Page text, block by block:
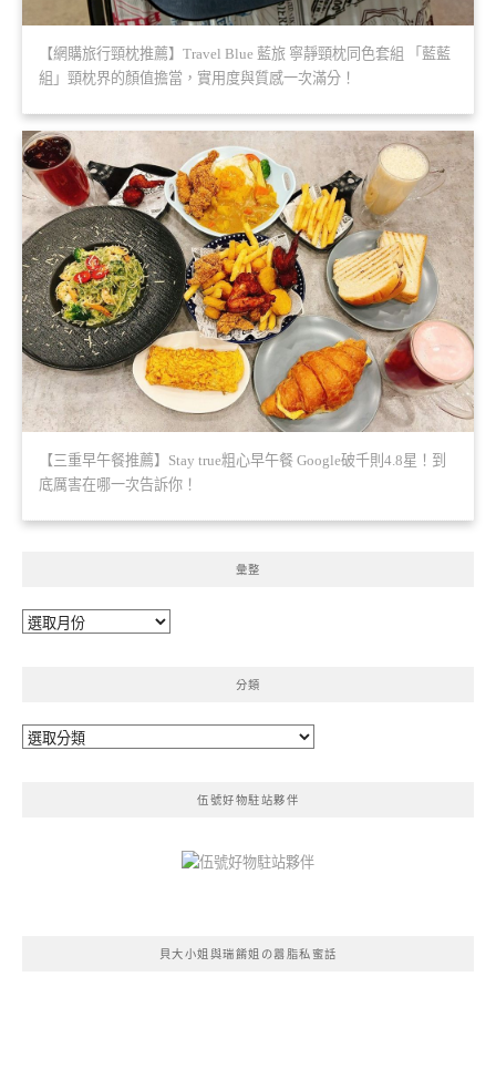
【網購旅行頸枕推薦】Travel Blue 藍旅 寧靜頸枕同色套組 「藍藍
組」頸枕界的顏值擔當，實用度與質感一次滿分！
【三重早午餐推薦】Stay true粗心早午餐 Google破千則4.8星！到
底厲害在哪一次告訴你！
彙整
彙
分類
分
伍號好物駐站夥伴
貝大小姐與瑞餚姐の囂脂私蜜話